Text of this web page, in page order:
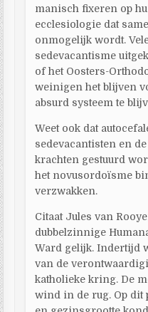
manisch fixeren op
ecclesiologie dat
onmogelijk wordt.
sedevacantisme
of het Oosters-
weinigen het blijven
absurd systeem te
Weet ook dat
sedevacantisten en
krachten gestuurd
het novusordoïsme
verzwakken.
Citaat Jules van
dubbelzinnige
Ward gelijk. Indertijd
van de
katholieke kring. De
wind in de rug. Op dit